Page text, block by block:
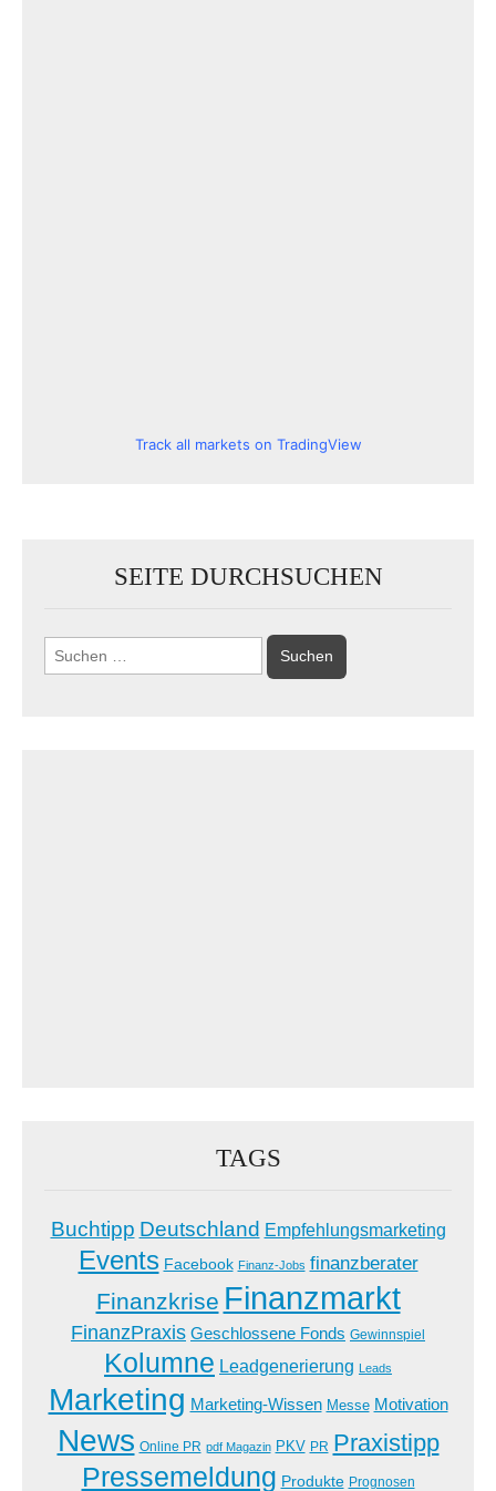
Track all markets on TradingView
SEITE DURCHSUCHEN
Suchen
nach:
TAGS
Buchtipp Deutschland Empfehlungsmarketing
Events Facebook Finanz-Jobs finanzberater
Finanzkrise Finanzmarkt
FinanzPraxis Geschlossene Fonds Gewinnspiel
Kolumne Leadgenerierung Leads
Marketing Marketing-Wissen Messe Motivation
News Online PR pdf Magazin PKV PR Praxistipp
Pressemeldung Produkte Prognosen